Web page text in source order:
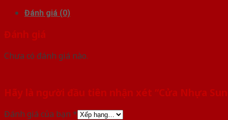
Đánh giá (0)
Đánh giá
Chưa có đánh giá nào.
Hãy là người đầu tiên nhận xét “Cửa Nhựa
Đánh giá của bạn *